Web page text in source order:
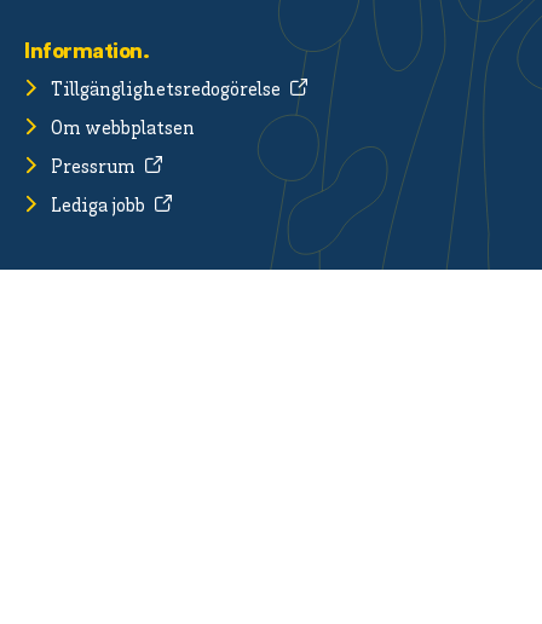
Information.
Tillgänglighetsredogörelse
Om webbplatsen
Pressrum
Lediga jobb